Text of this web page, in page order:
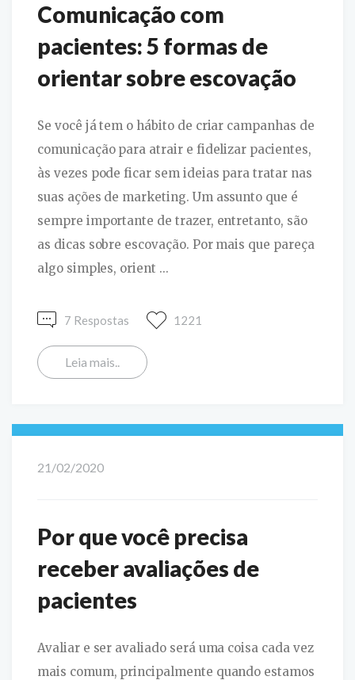
Comunicação com
pacientes: 5 formas de
orientar sobre escovação
Se você já tem o hábito de criar campanhas de
comunicação para atrair e fidelizar pacientes,
às vezes pode ficar sem ideias para tratar nas
suas ações de marketing. Um assunto que é
sempre importante de trazer, entretanto, são
as dicas sobre escovação. Por mais que pareça
algo simples, orient ...
7 Respostas 1221
Leia mais..
21/02/2020
Por que você precisa
receber avaliações de
pacientes
Avaliar e ser avaliado será uma coisa cada vez
mais comum, principalmente quando estamos